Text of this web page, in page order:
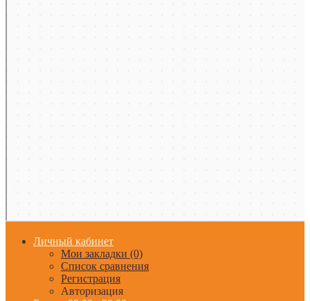
Личный кабинет
Мои закладки (0)
Список сравнения
Регистрация
Авторизация